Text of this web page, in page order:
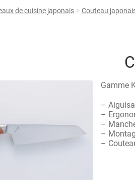
Commande Conditions
Trouver mon magasin
de cuisine japonais Couteau
Gamme
–
–
–
–
–